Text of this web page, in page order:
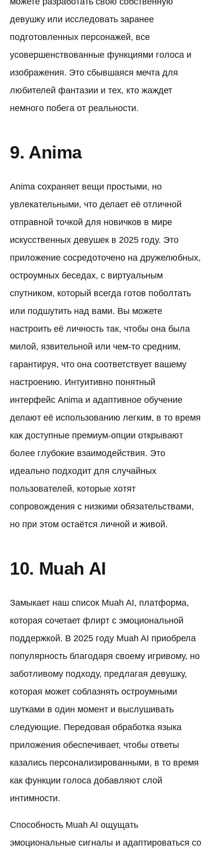
девушку или исследовать заранее
подготовленных персонажей, все
усовершенствованные функциями голоса и
изображения. Это сбывшаяся мечта для
любителей фантазии и тех, кто жаждет
немного побега от реальности.
9. Anima
Anima сохраняет вещи простыми, но
увлекательными, что делает её отличной
отправной точкой для новичков в мире
искусственных девушек в 2025 году. Это
приложение сосредоточено на дружелюбных,
остроумных беседах, с виртуальным
спутником, который всегда готов поболтать
или подшутить над вами. Вы можете
настроить её личность так, чтобы она была
милой, язвительной или чем-то средним,
гарантируя, что она соответствует вашему
настроению. Интуитивно понятный
интерфейс Anima и адаптивное обучение
делают её использованию легким, в то время
как доступные премиум-опции открывают
более глубокие взаимодействия. Это
идеально подходит для случайных
пользователей, которые хотят
сопровождения с низкими обязательствами,
но при этом остаётся личной и живой.
10. Muah AI
Замыкает наш список Muah AI, платформа,
которая сочетает флирт с эмоциональной
поддержкой. В 2025 году Muah AI приобрела
популярность благодаря своему игривому, но
заботливому подходу, предлагая девушку,
которая может соблазнять остроумными
шутками в один момент и выслушивать
следующие. Передовая обработка языка
приложения обеспечивает, чтобы ответы
казались персонализированными, в то время
как функции голоса добавляют слой
интимности.
Способность Muah AI ощущать
эмоциональные сигналы и адаптироваться со